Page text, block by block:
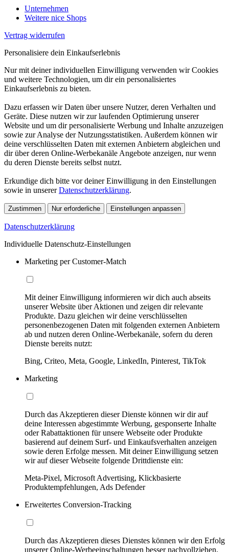
Unternehmen
Weitere nice Shops
Vertrag widerrufen
Personalisiere dein Einkaufserlebnis
Nur mit deiner individuellen Einwilligung verwenden wir Cookies
und weitere Technologien, um dir ein personalisiertes
Einkaufserlebnis zu bieten.
Dazu erfassen wir Daten über unsere Nutzer, deren Verhalten und
Geräte. Diese nutzen wir zur laufenden Optimierung unserer
Website und um dir personalisierte Werbung und Inhalte anzuzeigen
sowie zur Analyse der Nutzungsstatistiken. Außerdem können wir
deine verschlüsselten Daten mit externen Anbietern abgleichen und
dir über deren Online-Werbekanäle Angebote anzeigen, nur wenn
du deren Dienste bereits selbst nutzt.
Erkundige dich bitte vor deiner Einwilligung in den Einstellungen
sowie in unsererDatenschutzerklärung.
Zustimmen Nur erforderliche Einstellungen anpassen
Datenschutzerklärung
Individuelle Datenschutz-Einstellungen
Marketing per Customer-Match
Mit deiner Einwilligung informieren wir dich auch abseits
unserer Website über Aktionen und zeigen dir relevante
Produkte. Dazu gleichen wir deine verschlüsselten
personenbezogenen Daten mit folgenden externen Anbietern
ab und nutzen deren Online-Werbekanäle, sofern du deren
Dienste bereits nutzt:
Bing, Criteo, Meta, Google, LinkedIn, Pinterest, TikTok
Marketing
Durch das Akzeptieren dieser Dienste können wir dir auf
deine Interessen abgestimmte Werbung, gesponserte Inhalte
oder Rabattaktionen für unsere Webseite oder Produkte
basierend auf deinem Surf- und Einkaufsverhalten anzeigen
sowie deren Erfolge messen. Mit deiner Einwilligung setzen
wir auf dieser Webseite folgende Drittdienste ein:
Meta-Pixel, Microsoft Advertising, Klickbasierte
Produktempfehlungen, Ads Defender
Erweitertes Conversion-Tracking
Durch das Akzeptieren dieses Dienstes können wir den Erfolg
unserer Online-Werbeeinschaltungen besser nachvollziehen,